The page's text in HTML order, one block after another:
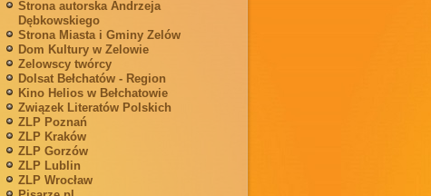
Strona autorska Andrzeja
Dębkowskiego
Strona Miasta i Gminy Zelów
Dom Kultury w Zelowie
Zelowscy twórcy
Dolsat Bełchatów - Region
Kino Helios w Bełchatowie
Związek Literatów Polskich
ZLP Poznań
ZLP Kraków
ZLP Gorzów
ZLP Lublin
ZLP Wrocław